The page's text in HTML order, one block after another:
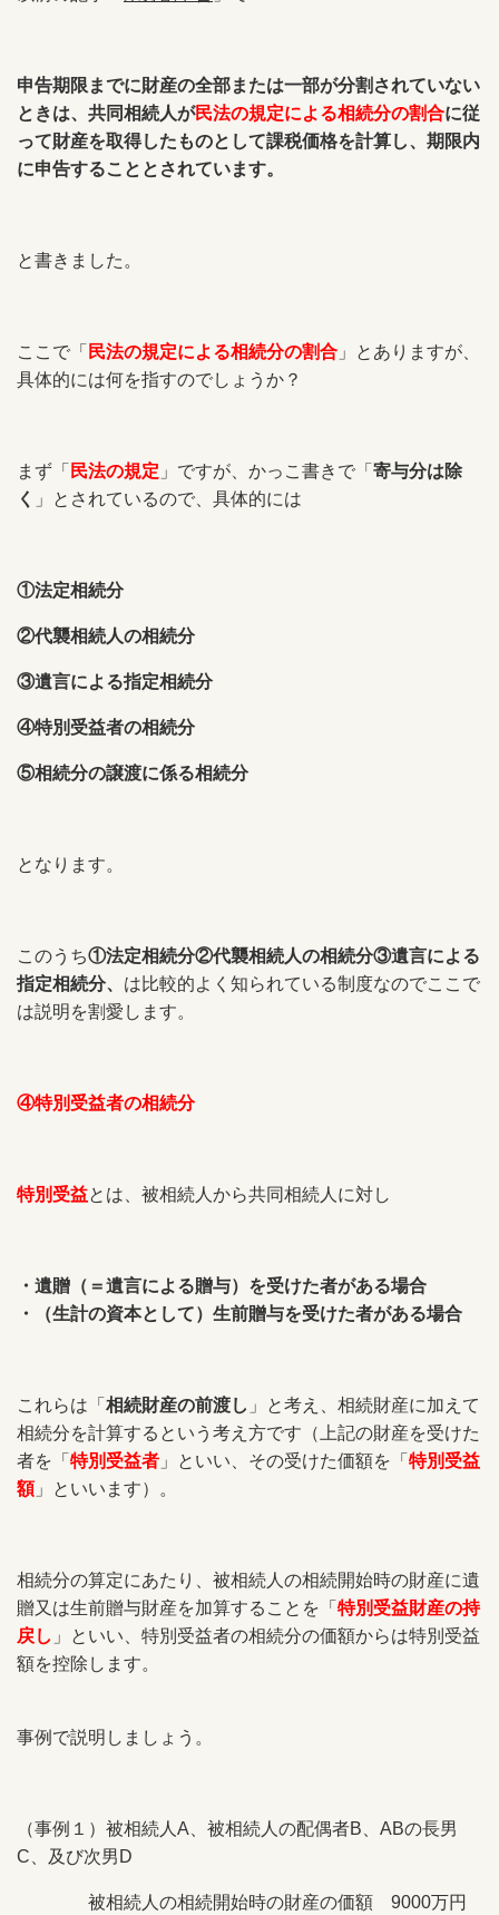
申告期限までに財産の全部または一部が分割されていない
ときは、共同相続人が民法の規定による相続分の割合に従
って財産を取得したものとして課税価格を計算し、期限内
に申告することとされています。
と書きました。
ここで「 民法の規定による相続分の割合 」とありますが、
具体的には何を指すのでしょうか？
まず「 民法の規定 」ですが、かっこ書きで「 寄与分は除
く
」とされているので、具体的には
①法定相続分
②代襲相続人の相続分
③遺言による指定相続分
④特別受益者の相続分
⑤相続分の譲渡に係る相続分
となります。
このうち①法定相続分②代襲相続人の相続分③遺言による
指定相続分、 は比較的よく知られている制度なのでここで
は説明を割愛します。
④特別受益者の相続分
特別受益とは、被相続人から共同相続人に対し
・遺贈（＝遺言による贈与）を受けた者がある場合
・（生計の資本として）生前贈与を受けた者がある場合
これらは「 相続財産の前渡し 」と考え、相続財産に加えて
相続分を計算するという考え方です（上記の財産を受けた
者を「 特別受益者 」といい、その受けた価額を「 特別受益
額」といいます）。
相続分の算定にあたり、被相続人の相続開始時の財産に遺
贈又は生前贈与財産を加算することを「 特別受益財産の持
戻し 」といい、特別受益者の相続分の価額からは特別受益
額を控除します。
事例で説明しましょう。
（事例１）被相続人A、被相続人の配偶者B、ABの長男
C、及び次男D
被相続人の相続開始時の財産の価額 9000万円